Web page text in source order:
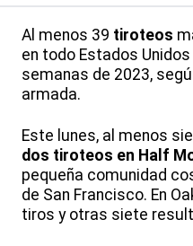
Al menos 39 tiroteos
en todo Estados
semanas de 2023,
armada.
Este lunes, al menos
dos tiroteos en Half
pequeña comunidad
de San Francisco. En
tiros y otras siete